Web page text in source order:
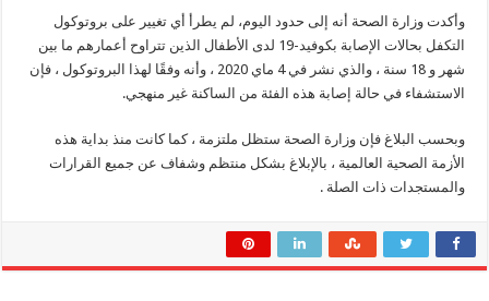
وأكدت وزارة الصحة أنه إلى حدود اليوم، لم يطرأ أي تغيير على بروتوكول
التكفل بحالات الإصابة بكوفيد-19 لدى الأطفال الذين تتراوح أعمارهم ما بين
شهر و 18 سنة ، والذي نشر في 4 ماي 2020 ، وأنه وفقًا لهذا البروتوكول ، فإن
الاستشفاء في حالة إصابة هذه الفئة من الساكنة غير منهجي.
وبحسب البلاغ فإن وزارة الصحة ستظل ملتزمة ، كما كانت منذ بداية هذه
الأزمة الصحية العالمية ، بالإبلاغ بشكل منتظم وشفاف عن جميع القرارات
والمستجدات ذات الصلة .